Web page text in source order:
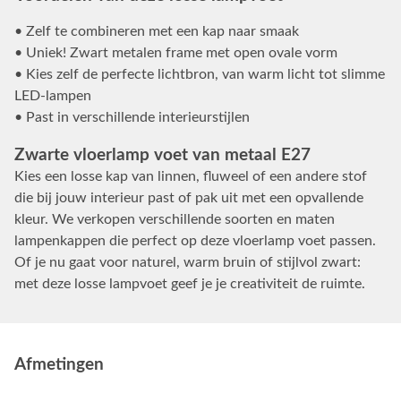
• Zelf te combineren met een kap naar smaak
• Uniek! Zwart metalen frame met open ovale vorm
• Kies zelf de perfecte lichtbron, van warm licht tot slimme
LED-lampen
• Past in verschillende interieurstijlen
Zwarte vloerlamp voet van metaal E27
Kies een losse kap van linnen, fluweel of een andere stof
die bij jouw interieur past of pak uit met een opvallende
kleur. We verkopen verschillende soorten en maten
lampenkappen die perfect op deze vloerlamp voet passen.
Of je nu gaat voor naturel, warm bruin of stijlvol zwart:
met deze losse lampvoet geef je je creativiteit de ruimte.
Afmetingen